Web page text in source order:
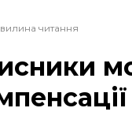
читання